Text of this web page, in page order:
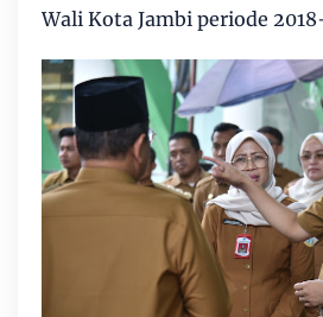
Wali Kota Jambi periode